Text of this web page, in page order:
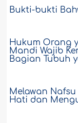
Bukti-bukti
Hukum Orang
Mandi Wajib
Bagian Tubuh
Melawan
Hati dan